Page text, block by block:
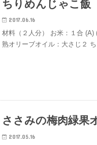
ちりめんじゃこ飯
2017.06.16
材料（２人分） お米：１合
熟オリーブオイル：大さじ２
ささみの梅肉緑果
2017.05.16